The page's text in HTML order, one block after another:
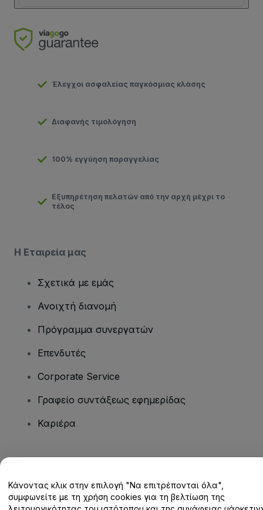
Έλεγχοι ασφαλείας παγκόσμιας κλάσης
Διαφανής τιμολόγηση
100% εγγύηση παραγγελίας
Εξυπηρέτηση πελατών από την αρχή μέχρι το
τέλος
Η Εταιρεία μας
Σχετικά με εμάς
Ανοιχτή διανομή
Πρόγραμμα συνεργατών
Επενδυτές
Corporate Service
Γραφείο συντάξεως εφημερίδας
Καριέρα
Κέντρο βοήθειας / Επικοινωνήστε μαζί μας
Κάνοντας κλικ στην επιλογή "Να επιτρέπονται όλα",
συμφωνείτε με τη χρήση cookies για τη βελτίωση της